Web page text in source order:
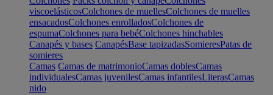
viscoelásticosColchones de muellesColchones de muelles
ensacadosColchones enrolladosColchones de
espumaColchones para bebéColchones hinchables
Canapés y bases CanapésBase tapizadasSomieresPatas de
somieres
Camas Camas de matrimonioCamas doblesCamas
individualesCamas juvenilesCamas infantilesLiterasCamas
nido